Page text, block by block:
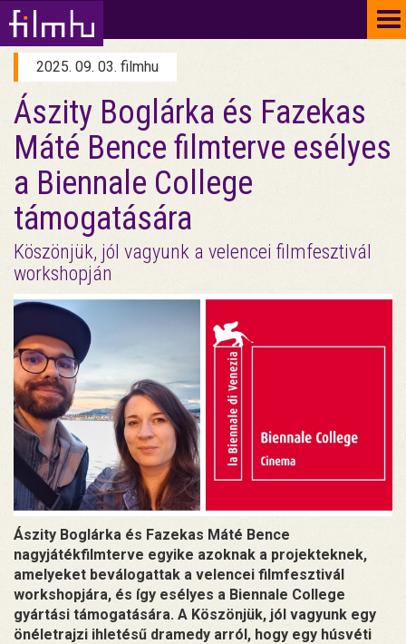
2025. 09. 03. filmhu
Ászity Boglárka és Fazekas
Máté Bence filmterve esélyes
a Biennale College
támogatására
Köszönjük, jól vagyunk a velencei filmfesztivál
workshopján
Ászity Boglárka és Fazekas Máté Bence
nagyjátékfilmterve egyike azoknak a projekteknek,
amelyeket beválogattak a velencei filmfesztivál
workshopjára, és így esélyes a Biennale College
gyártási támogatására. A Köszönjük, jól vagyunk egy
önéletrajzi ihletésű dramedy arról, hogy egy húsvéti